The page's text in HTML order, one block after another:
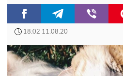
18:02 11.08.20